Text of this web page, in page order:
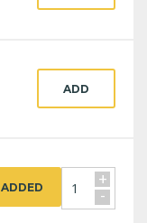
ADD
+
-
ADDED